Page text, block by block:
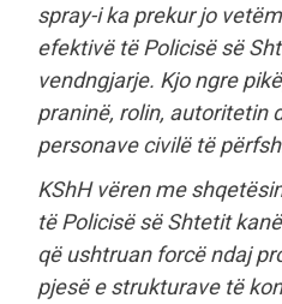
spray-i ka prekur jo
efektivë të Policisë së
vendngjarje. Kjo ngre
praninë, rolin, autoritetin
personave civilë të
KShH vëren me
të Policisë së Shtetit
që ushtruan forcë ndaj
pjesë e strukturave të